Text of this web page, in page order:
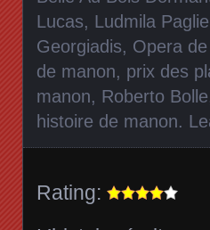
Lucas, Ludmila
Georgiadis, Opera
de manon, prix des
manon, Roberto Bolle
histoire de manon.
Rating: